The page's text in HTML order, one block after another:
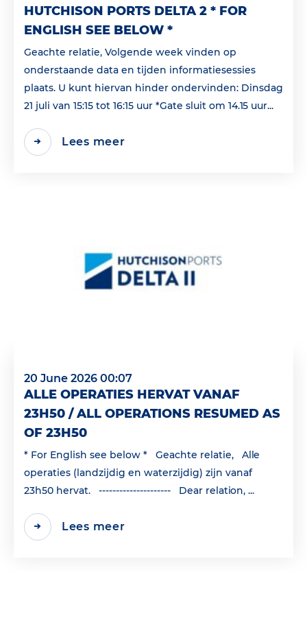
HUTCHISON PORTS DELTA 2 * FOR
ENGLISH SEE BELOW *
Geachte relatie, Volgende week vinden op
onderstaande data en tijden informatiesessies
plaats. U kunt hiervan hinder ondervinden: Dinsdag
21 juli van 15:15 tot 16:15 uur *Gate sluit om 14.15 uur...
Lees meer
20 June 2026 00:07
ALLE OPERATIES HERVAT VANAF
23H50 / ALL OPERATIONS RESUMED AS
OF 23H50
* For English see below * Geachte relatie, Alle
operaties (landzijdig en waterzijdig) zijn vanaf
23h50 hervat. --------------------- Dear relation, ...
Lees meer